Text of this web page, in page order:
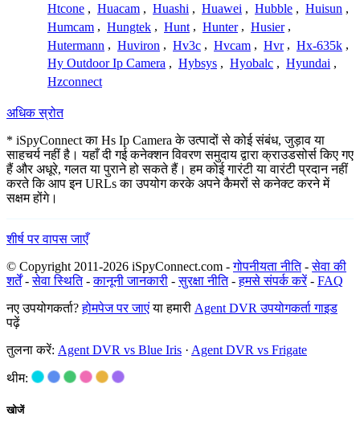
Htcone , Huacam , Huashi , Huawei , Hubble , Huisun ,
Humcam , Hungtek , Hunt , Hunter , Husier ,
Hutermann , Huviron , Hv3c , Hvcam , Hvr , Hx-635k ,
Hy Outdoor Ip Camera , Hybsys , Hyobalc , Hyundai ,
Hzconnect
अधिक स्रोत
* iSpyConnect का Hs Ip Camera के उत्पादों से कोई संबंध, जुड़ाव या
साहचर्य नहीं है। यहाँ दी गई कनेक्शन विवरण समुदाय द्वारा क्राउडसोर्स किए गए
हैं और अधूरे, गलत या पुराने हो सकते हैं। हम कोई गारंटी या वारंटी प्रदान नहीं
करते कि आप इन URLs का उपयोग करके अपने कैमरों से कनेक्ट करने में
सक्षम होंगे।
शीर्ष पर वापस जाएँ
© Copyright 2011-2026 iSpyConnect.com -गोपनीयता नीति-सेवा की
शर्तें-सेवा स्थिति-कानूनी जानकारी -सुरक्षा नीति-हमसे संपर्क करें- FAQ
नए उपयोगकर्ता?होमपेज पर जाएंया हमारी Agent DVR उपयोगकर्ता गाइड
पढ़ें
तुलना करें: Agent DVR vs Blue Iris · Agent DVR vs Frigate
थीम:
खोजें